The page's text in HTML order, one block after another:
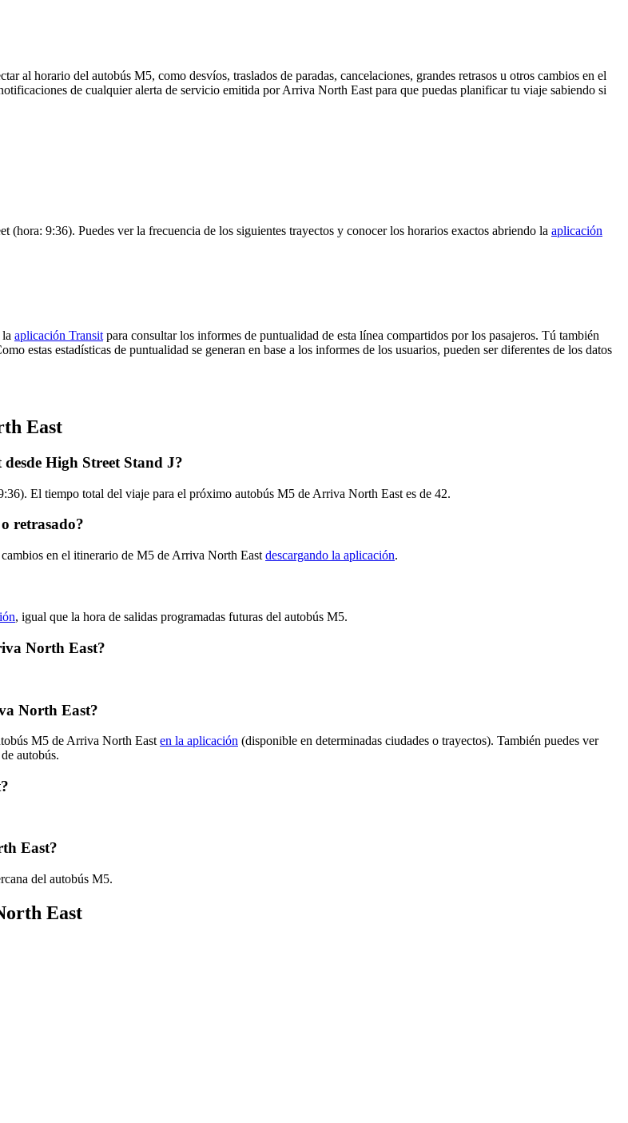
al horario del autobús M5, como desvíos, traslados de paradas, cancelaciones, grandes retrasos u otros cambios en el
de cualquier alerta de servicio emitida por Arriva North East para que puedas planificar tu viaje sabiendo si
9:36). Puedes ver la frecuencia de los siguientes trayectos y conocer los horarios exactos abriendo la aplicación
aplicación Transit para consultar los informes de puntualidad de esta línea compartidos por los pasajeros. Tú también
estas estadísticas de puntualidad se generan en base a los informes de los usuarios, pueden ser diferentes de los datos
East
High Street Stand J?
El tiempo total del viaje para el próximo autobús M5 de Arriva North East es de 42.
retrasado?
en el itinerario de M5 de Arriva North East descargando la aplicación.
, igual que la hora de salidas programadas futuras del autobús M5.
North East?
North East?
M5 de Arriva North East en la aplicación (disponible en determinadas ciudades o trayectos). También puedes ver
autobús.
East?
del autobús M5.
East